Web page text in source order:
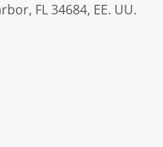
FL 34684, EE. UU.